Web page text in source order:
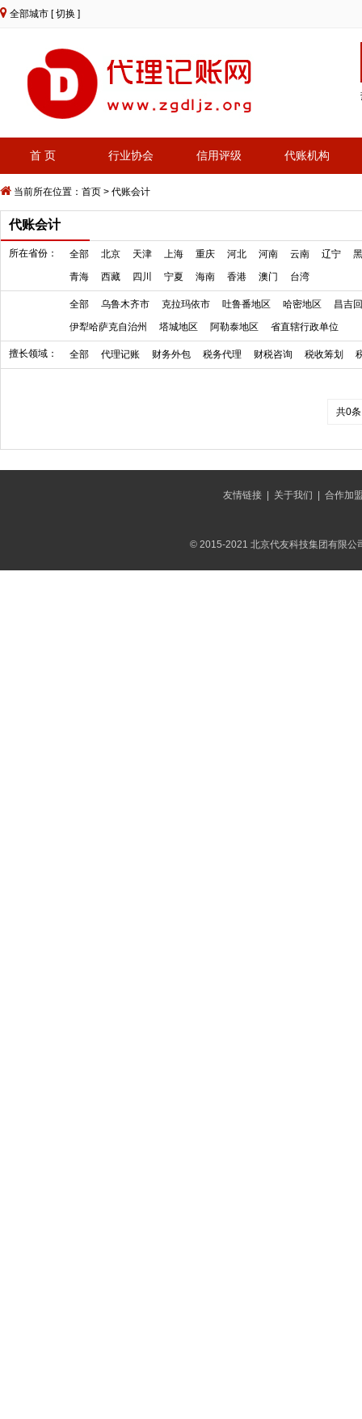
全部城市 [ 切换 ]
首 页 行业协会 信用评级 代账机构
当前所在位置： 首页 > 代账会计
代账会计
所在省份： 全部 北京 天津 上海 重庆 河北 河南 云南 辽宁
青海
西藏 四川 宁夏 海南 香港 澳门 台湾
全部 乌鲁木齐市 克拉玛依市 吐鲁番地区 哈密地区
昌吉
伊犁哈萨克自治州
塔城地区 阿勒泰地区 省直辖行政单位
擅长领域： 全部 代理记账 财务外包 税务代理 财税咨询 税收筹划
共0条
友情链接| 关于我们 合作加
© 2015-2021 北京代友科技集团有限